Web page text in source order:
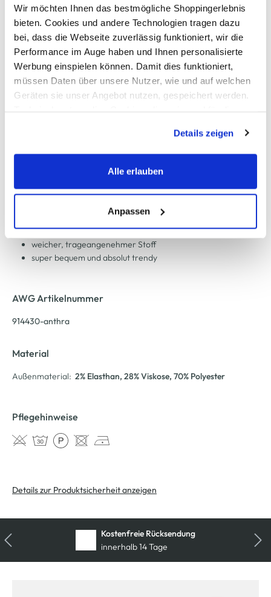
Wir möchten Ihnen das bestmögliche Shoppingerlebnis
bieten. Cookies und andere Technologien tragen dazu
bei, dass die Webseite zuverlässig funktioniert, wir die
Performance im Auge haben und Ihnen personalisierte
Werbung einspielen können. Damit dies funktioniert,
müssen Daten über unsere Nutzer, wie und auf welchen
Geräten sie unser Angebot nutzen, gespeichert werden.
werden, werden bei der Nutzung der Webseite auf jeden
Fall gesetzt. Cookies von Drittanbietern für Analyse- oder
Trackingzwecke werden nur dann aktiviert, wenn Sie das
erlauben" bzw. "Alle erlauben" klicken. Mehr dazu
(einschließlich der Möglichkeit, die Einwilligungserklärung
zu ändern oder zu widerrufen) erfahren Sie in unserem
Cookie-Hinweisbzw. derDatenschutzerklärung.
Details zeigen
Alle erlauben
Anpassen
Schneller DHL Versand: in 1–3 Werktagen
Kostenfreie Rücksendung innerhalb 14 Tage
Kostenlose Filiallieferung in Ihre Wunschfiliale
Zur Wunschliste hinzufügen
modisch angesagte wideleg Hose von Lisa Tossa
breiter elastischer Bund
im Karostreifenmuster allover
zwei Eingrifftaschen vorne
weicher, trageangenehmer Stoff
super bequem und absolut trendy
AWG Artikelnummer
914430-anthra
Material
Außenmaterial: 2% Elasthan, 28% Viskose, 70% Polyester
Pflegehinweise
Details zur Produktsicherheit anzeigen
Kostenfreie Rücksendung
innerhalb 14 Tage